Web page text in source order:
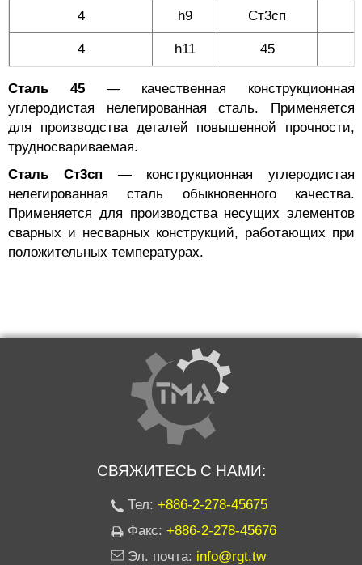
4 h9 Ст3сп
4 h11 45
Сталь 45— качественная конструкционная
углеродистая нелегированная сталь. Применяется
для производства деталей повышенной прочности,
трудносвариваемая.
Сталь Ст3сп — конструкционная углеродистая
нелегированная сталь обыкновенного качества.
Применяется для производства несущих элементов
сварных и несварных конструкций, работающих при
положительных температурах.
СВЯЖИТЕСЬ С НАМИ:
Тел: +886-2-278-45675
Факс: +886-2-278-45676
Эл. почта: info@rgt.tw